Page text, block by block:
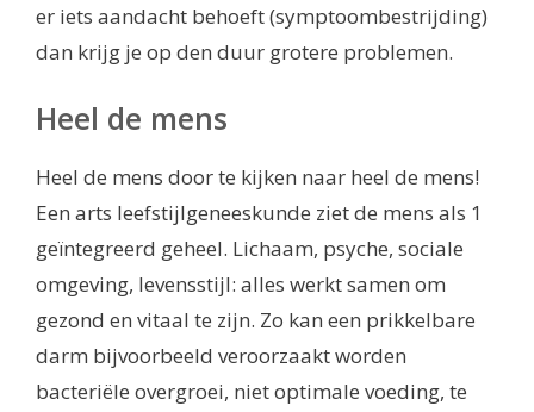
er iets aandacht behoeft (symptoombestrijding)
dan krijg je op den duur grotere problemen.
Heel de mens
Heel de mens door te kijken naar heel de mens!
Een arts leefstijlgeneeskunde ziet de mens als 1
geïntegreerd geheel. Lichaam, psyche, sociale
omgeving, levensstijl: alles werkt samen om
gezond en vitaal te zijn. Zo kan een prikkelbare
darm bijvoorbeeld veroorzaakt worden
bacteriële overgroei, niet optimale voeding, te